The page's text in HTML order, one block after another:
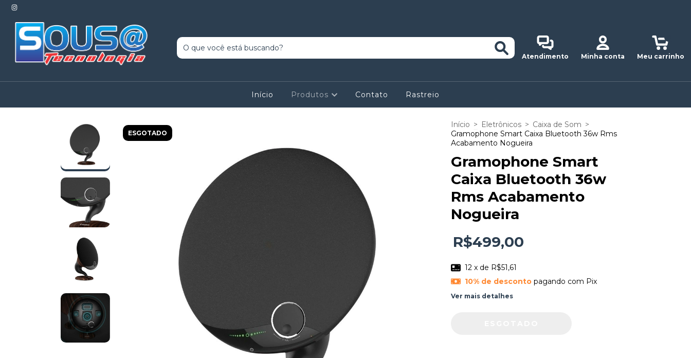
Atendimento Minha conta Meu carrinho
Início Produtos Contato Rastreio
ESGOTADO
Início > Eletrônicos > Caixa de Som >
Gramophone Smart Caixa Bluetooth 36w Rms
Acabamento Nogueira
Gramophone Smart
Caixa Bluetooth 36w
Rms Acabamento
Nogueira
R$499,00
12 x de R$51,61
10% de descontopagando com Pix
Ver mais detalhes